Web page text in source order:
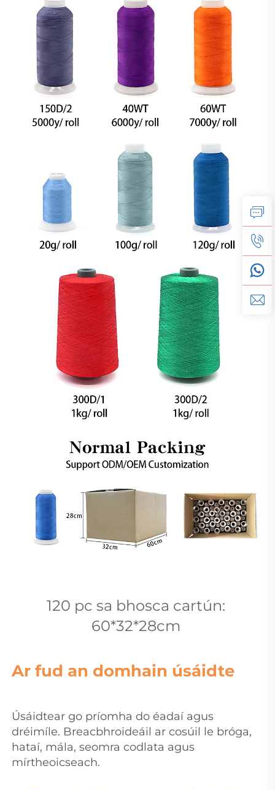
120 pc sa bhosca cartún:
60*32*28cm
Ar fud an domhain úsáidte
Úsáidtear go príomha do éadaí agus
dréimíle. Breacbhroideáil ar cosúil le bróga,
hataí, mála, seomra codlata agus
mírtheoicseach.